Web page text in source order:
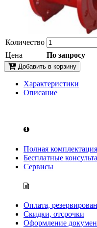
Количество
Цена
По запросу
Добавить в корзину
Характеристики
Описание
Полная
Бесплатные
Сервисы
Оплата,
Скидки, отсрочки
Оформление